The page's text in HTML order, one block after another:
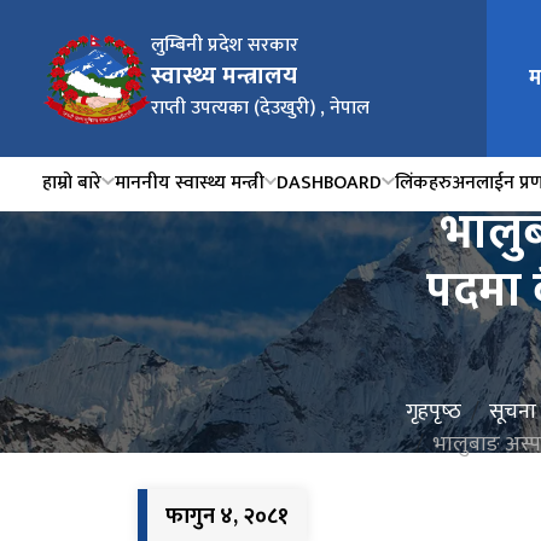
लुम्बिनी प्रदेश सरकार
स्वास्थ्य मन्त्रालय
राप्ती उपत्यका (देउखुरी) , नेपाल
हाम्रो बारे माननीय स्वास्थ्य मन्त्री DASHBOARD लिंकहरुअनलाईन
पदमा
गृहपृष्‍ठ
सूचना
भालुबाङ
फागुन ४, २०८१